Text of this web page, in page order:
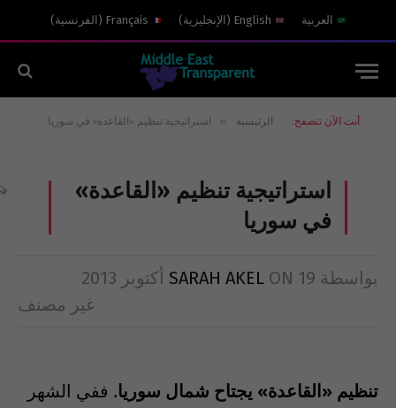
العربية English
( الإنجليزية)
Français
( الفرنسية)
أنت الآن تتصفح: الرئيسية » استراتيجية تنظيم «القاعدة» في سوريا
استراتيجية تنظيم «القاعدة»
في سوريا
بواسطة SARAH AKEL ON 19 أكتوبر 2013
غير مصنف
تنظيم «القاعدة» يجتاح شمال سوريا. ففي الشهر